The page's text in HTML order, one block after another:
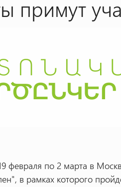
примут
февраля по 2 марта в
в рамках которого